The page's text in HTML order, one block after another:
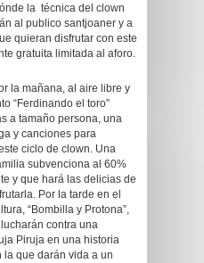
la técnica del clown
al publico santjoaner y a
quieran disfrutar con este
gratuita limitada al aforo.
la mañana, al aire libre y
“Ferdinando el toro”
a tamaño persona, una
y canciones para
ciclo de clown. Una
subvenciona al 60%
y que hará las delicias de
Por la tarde en el
“Bombilla y Protona”,
contra una
Piruja en una historia
que darán vida a un